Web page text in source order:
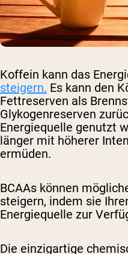
Koffein kann das
steigern. Es kann den
Fettreserven als
Glykogenreserven
Energiequelle genutzt
länger mit höherer
ermüden.
BCAAs können
steigern, indem sie
Energiequelle zur
Die einzigartige